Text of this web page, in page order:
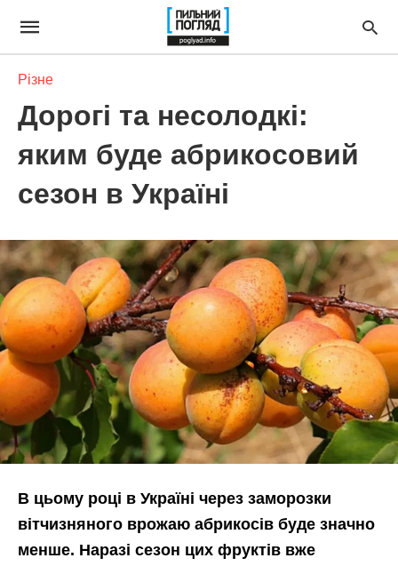
Різне
Дорогі та несолодкі:
яким буде абрикосовий
сезон в Україні
В цьому році в Україні через заморозки
вітчизняного врожаю абрикосів буде значно
менше. Наразі сезон цих фруктів вже